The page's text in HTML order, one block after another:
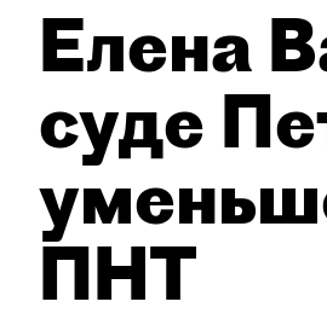
Елена
суде
ПНТ